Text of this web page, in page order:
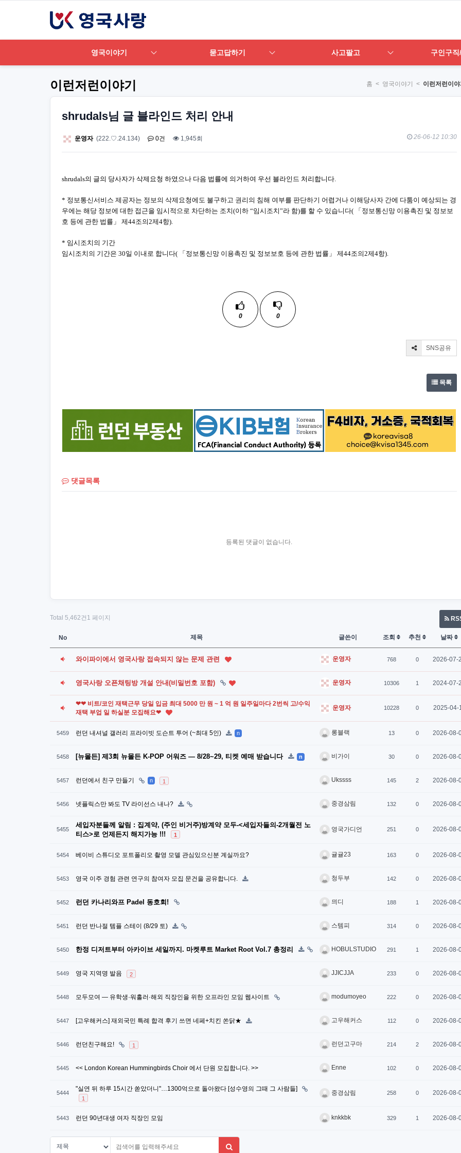
영국이야기 묻고답하기 사고팔고 구인구
이런저런이야기 홈 < 영국이야기 < 이런저런이야
shrudals님 글 블라인드 처리 안내
운영자 (222.♡.24.134) 0건 1,945회 26-06-12 10:30
shrudals의 글의 당사자가 삭제요청 하였으나 다음 법률에 의거하여 우선 블라인드 처리합니다.
* 정보통신서비스 제공자는 정보의 삭제요청에도 불구하고 권리의 침해 여부를 판단하기 어렵거나 이해당사자 간에 다툼이 예상되는 경
우에는 해당 정보에 대한 접근을 임시적으로 차단하는 조치(이하 “임시조치”라 함)를 할 수 있습니다( 「정보통신망 이용촉진 및 정보보
호 등에 관한 법률」 제44조의2제4항).
* 임시조치의 기간
임시조치의 기간은 30일 이내로 합니다( 「정보통신망 이용촉진 및 정보보호 등에 관한 법률」 제44조의2제4항).
0 0
SNS공유
목록
댓글목록
등록된 댓글이 없습니다.
Total 5,462건 1 페이지
No 제목 글쓴이 조회 추천 날짜
와이파이에서 영국사랑 접속되지 않는 문제 관련 운영자 768 0 2026-07-
영국사랑 오픈채팅방 개설 안내(비밀번호 포함) 운영자 10306 1 2024-07-
❤❤ 비트/코인 재택근무 당일 입금 최대 5000 만 원 ~ 1 억 원 일주일마다 2번씩 고/수익
재택 부업 일 하실분 모집해요❤
운영자 10228 0 2025-04-
5459 런던 내셔널 갤러리 프라이빗 도슨트 투어 (~최대 5인) n 롱블랙 13 0 2026-08-
5458 [뉴몰든] 제3회 뉴몰든 K-POP 어워즈 — 8/28~29, 티켓 예매 받습니다 n 비가이 30 0 2026-08-
5457 런던에서 친구 만들기 n 1 Ukssss 145 2 2026-08-
5456 넷플릭스만 봐도 TV 라이선스 내나? 중경삼림 132 0 2026-08-
5455
세입자분들께 알림 : 집계약, (주인 비거주)방계약 모두-<세입자들의-2개월전 노
티스>로 언제든지 해지가능 !!!
1
영국가디언 251 0 2026-08-
5454 베이비 스튜디오 포트폴리오 촬영 모델 관심있으신분 계실까요? 귤귤23 163 0 2026-08-
5453 영국 이주 경험 관련 연구의 참여자 모집 문건을 공유합니다. 청두부 142 0 2026-08-
5452 런던 카나리와프 Padel 동호회! 믜디 188 1 2026-08-
5451 런던 반나절 템플 스테이 (8/29 토) 스템피 314 0 2026-08-
5450 한정 디저트부터 아카이브 세일까지. 마켓루트 Market Root Vol.7 총정리 HOBULSTUDIO 291 1 2026-08-
5449 영국 지역명 발음 2 JJICJJA 233 0 2026-08-
5448 모두모여 — 유학생·워홀러·해외 직장인을 위한 오프라인 모임 웹사이트 modumoyeo 222 0 2026-08-
5447 [고우해커스] 재외국민 특례 합격 후기 쓰면 네페+치킨 쏜닭★ 고우해커스 112 0 2026-08-
5446 런던친구해요! 1 런던고구마 214 2 2026-08-
5445 << London Korean Hummingbirds Choir 에서 단원 모집합니다. >> Enne 102 0 2026-08-
5444
"실연 뒤 하루 15시간 쏟았더니"…1300억으로 돌아왔다 [성수영의 그때 그 사람들]
1
중경삼림 258 0 2026-08-
5443 런던 90년대생 여자 직장인 모임 knkkbk 329 1 2026-08-